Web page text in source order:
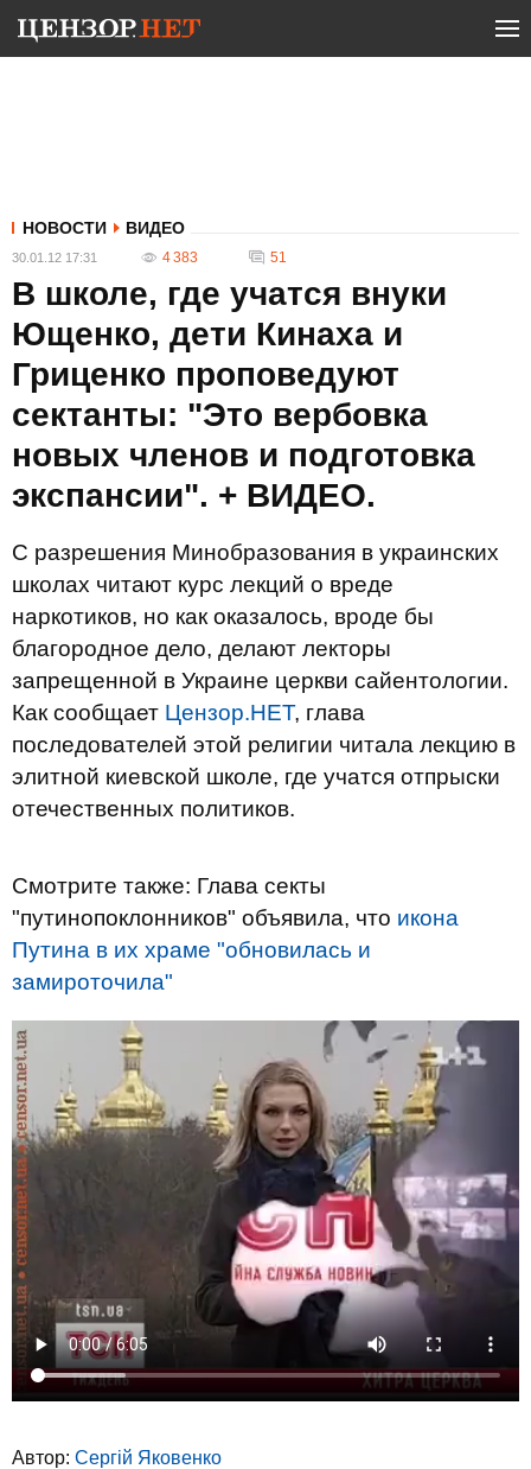
НОВОСТИ ВИДЕО
30.01.12 17:31 4 383 51
В школе, где учатся внуки
Ющенко, дети Кинаха и
Гриценко проповедуют
сектанты: "Это вербовка
новых членов и подготовка
экспансии". + ВИДЕО.
С разрешения Минобразования в украинских
школах читают курс лекций о вреде
наркотиков, но как оказалось, вроде бы
благородное дело, делают лекторы
запрещенной в Украине церкви сайентологии.
Как сообщает Цензор.НЕТ, глава
последователей этой религии читала лекцию в
элитной киевской школе, где учатся отпрыски
отечественных политиков.
Cмотрите также: Глава секты
"путинопоклонников" объявила, что икона
Путина в их храме "обновилась и
замироточила"
Автор: Сергій Яковенко